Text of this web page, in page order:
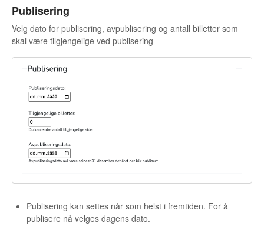
Publisering
Velg dato for publisering, avpublisering og antall billetter som
skal være tilgjengelige ved publisering
Publisering kan settes når som helst i fremtiden. For å
publisere nå velges dagens dato.